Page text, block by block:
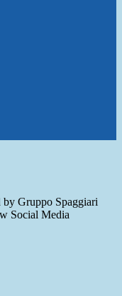
Gruppo Spaggiari
Social Media